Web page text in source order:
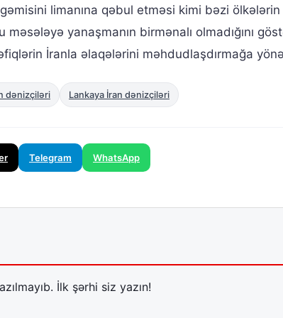
gəmisini limanına qəbul etməsi kimi bəzi
yanaşmanın birmənalı olmadığını
İranla əlaqələrini məhdudlaşdırmağa
dənizçiləri Lankaya İran dənizçiləri
Telegram WhatsApp
İlk şərhi siz yazın!